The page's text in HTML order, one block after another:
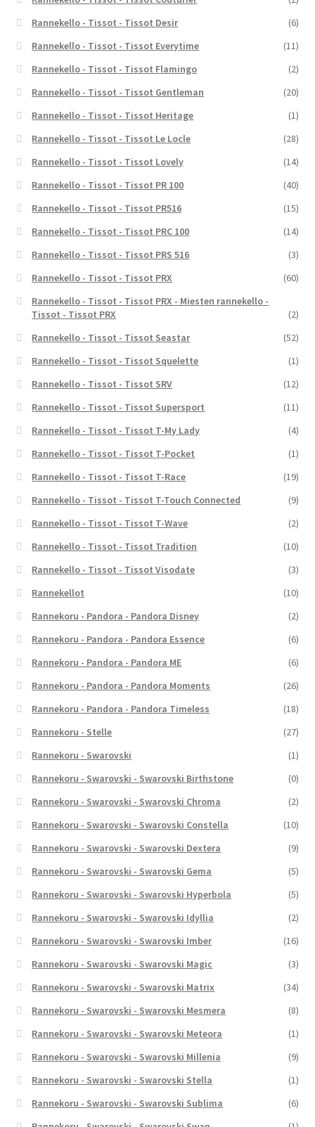
Rannekello - Tissot - Tissot Desir
(6)
Rannekello - Tissot - Tissot Everytime
(11)
Rannekello - Tissot - Tissot Flamingo
(2)
Rannekello - Tissot - Tissot Gentleman
(20)
Rannekello - Tissot - Tissot Heritage
(1)
Rannekello - Tissot - Tissot Le Locle
(28)
Rannekello - Tissot - Tissot Lovely
(14)
Rannekello - Tissot - Tissot PR 100
(40)
Rannekello - Tissot - Tissot PR516
(15)
Rannekello - Tissot - Tissot PRC 100
(14)
Rannekello - Tissot - Tissot PRS 516
(3)
Rannekello - Tissot - Tissot PRX
(60)
Rannekello - Tissot - Tissot PRX - Miesten rannekello -
Tissot - Tissot PRX
(2)
Rannekello - Tissot - Tissot Seastar
(52)
Rannekello - Tissot - Tissot Squelette
(1)
Rannekello - Tissot - Tissot SRV
(12)
Rannekello - Tissot - Tissot Supersport
(11)
Rannekello - Tissot - Tissot T-My Lady
(4)
Rannekello - Tissot - Tissot T-Pocket
(1)
Rannekello - Tissot - Tissot T-Race
(19)
Rannekello - Tissot - Tissot T-Touch Connected
(9)
Rannekello - Tissot - Tissot T-Wave
(2)
Rannekello - Tissot - Tissot Tradition
(10)
Rannekello - Tissot - Tissot Visodate
(3)
Rannekellot
(10)
Rannekoru - Pandora - Pandora Disney
(2)
Rannekoru - Pandora - Pandora Essence
(6)
Rannekoru - Pandora - Pandora ME
(6)
Rannekoru - Pandora - Pandora Moments
(26)
Rannekoru - Pandora - Pandora Timeless
(18)
Rannekoru - Stelle
(27)
Rannekoru - Swarovski
(1)
Rannekoru - Swarovski - Swarovski Birthstone
(0)
Rannekoru - Swarovski - Swarovski Chroma
(2)
Rannekoru - Swarovski - Swarovski Constella
(10)
Rannekoru - Swarovski - Swarovski Dextera
(9)
Rannekoru - Swarovski - Swarovski Gema
(5)
Rannekoru - Swarovski - Swarovski Hyperbola
(5)
Rannekoru - Swarovski - Swarovski Idyllia
(2)
Rannekoru - Swarovski - Swarovski Imber
(16)
Rannekoru - Swarovski - Swarovski Magic
(3)
Rannekoru - Swarovski - Swarovski Matrix
(34)
Rannekoru - Swarovski - Swarovski Mesmera
(8)
Rannekoru - Swarovski - Swarovski Meteora
(1)
Rannekoru - Swarovski - Swarovski Millenia
(9)
Rannekoru - Swarovski - Swarovski Stella
(1)
Rannekoru - Swarovski - Swarovski Sublima
(6)